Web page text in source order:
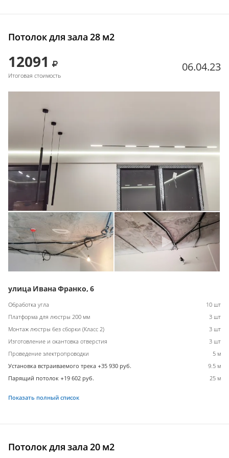
Потолок для зала 28 м2
12091
Итоговая стоимость
06.04.23
улица Ивана Франко, 6
Обработка угла
10 шт
Платформа для люстры 200 мм
3 шт
Монтаж люстры без сборки (Класс 2)
3 шт
Изготовление и окантовка отверстия
3 шт
Проведение электропроводки
5 м
Установка встраиваемого трека +35 930 руб.
9.5 м
Парящий потолок +19 602 руб.
25 м
Показать полный список
Потолок для зала 20 м2